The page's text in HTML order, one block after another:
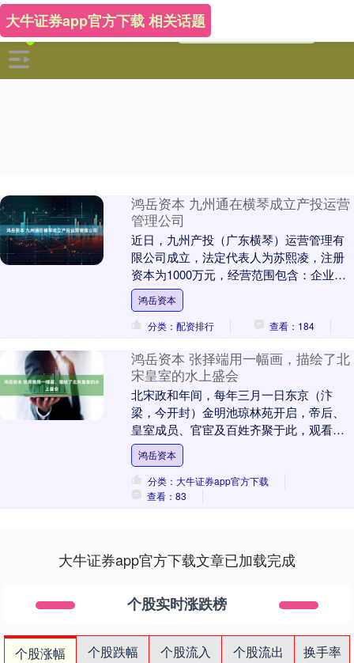
大牛证券app官方下载 相关话题
鸿岳资本 九州通在横琴成立产投运营
管理公司
近日，九州产投（广东横琴）运营管理有
限公司成立，法定代表人为苏熙凌，注册
资本为1000万元，经营范围包含：企业管
理；科技中介服务；工程管理服务；园区
管理服务；企....
鸿岳资本
分类：配资排行
查看：184
鸿岳资本 张择端用一幅画，描绘了北
宋皇室的水上盛会
北宋政和年间，每年三月一日东京（汴
梁，今开封）金明池琼林苑开启，帝后、
皇室成员、官宦及百姓齐聚于此，观看水
上杂技表演。金明池原是水师练兵之地，
后成娱乐场所，园林....
鸿岳资本
分类：大牛证券app官方下载
查看：83
大牛证券app官方下载文章已加载完成
个股实时涨跌榜
个股涨幅 个股跌幅 个股流入 个股流出
换手率